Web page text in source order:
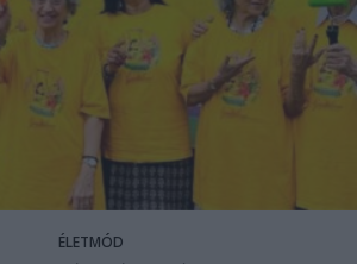
ÉLETMÓD